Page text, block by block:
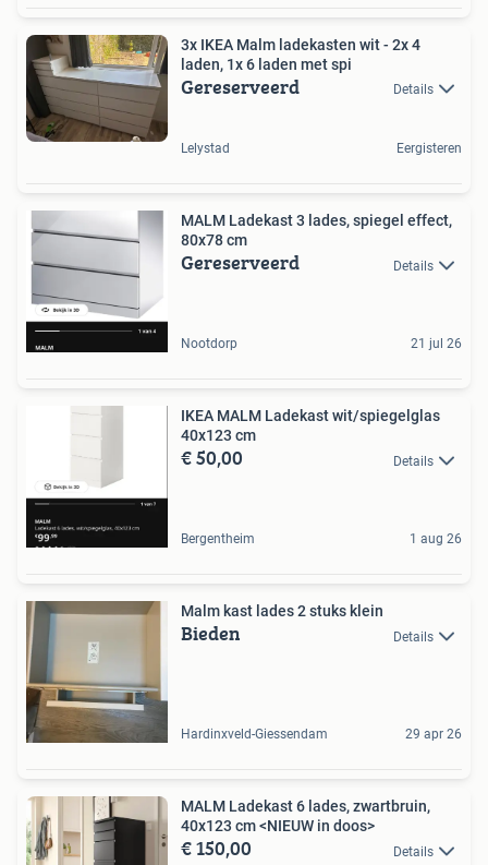
3x IKEA Malm ladekasten wit - 2x 4
laden, 1x 6 laden met spi
Gereserveerd Details
Lelystad Eergisteren
MALM Ladekast 3 lades, spiegel effect,
80x78 cm
Gereserveerd Details
Nootdorp 21 jul 26
IKEA MALM Ladekast wit/spiegelglas
40x123 cm
€ 50,00 Details
Bergentheim 1 aug 26
Malm kast lades 2 stuks klein
Bieden Details
Hardinxveld-Giessendam 29 apr 26
MALM Ladekast 6 lades, zwartbruin,
40x123 cm <NIEUW in doos>
€ 150,00 Details